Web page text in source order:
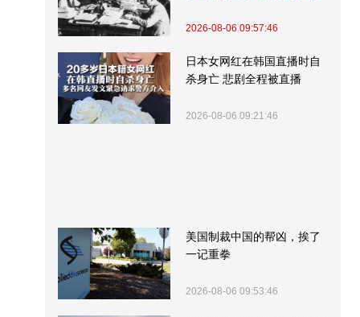
2026-08-06 09:57:46
日本女网红在韩国直播时自
杀身亡 悲剧全程被直播
2026-08-06 09:21:46
美国制裁中国的帮凶，挨了
一记重拳
2026-08-06 09:53:46